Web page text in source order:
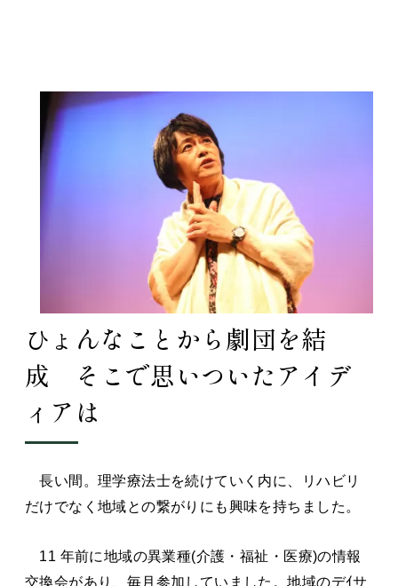
ひょんなことから劇団を結
成 そこで思いついたアイデ
ィアは
長い間。理学療法士を続けていく内に、リハビリ
だけでなく地域との繋がりにも興味を持ちました。
11 年前に地域の異業種(介護・福祉・医療)の情報
交換会があり、毎月参加していました。地域のデｲサ